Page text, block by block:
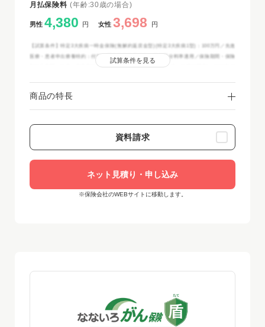
月払保険料 (年齢:30歳の場合)
男性 4,380 円 女性 3,698 円
【試算条件】特定3大疾病一時金保険(無解約返戻金型)(特定3大疾病1型)：100万円／先進
医療・患者申出療養特約：付加／区分料率適用特約：標準区分料率適用／保険期間・保険
料払込期間：終身／保険料払込方法：月払(クレジットカード扱・口座振替扱)／2025年12
試算条件を見る
商品の特長
資料請求
ネット見積り・申し込み
※保険会社のWEBサイトに移動します。